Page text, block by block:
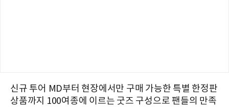
신규 투어 MD부터 현장에서만 구매 가능한 특별 한정판
상품까지 100여종에 이르는 굿즈 구성으로 팬들의 만족